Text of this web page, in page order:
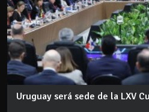
Uruguay será sede de la LXV